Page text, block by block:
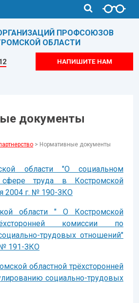
ПРОФСОЮЗОВ
ОБЛАСТИ
НАПИШИТЕ НАМ
документы
> Нормативные документы
области "О социальном
сфере труда в Костромской
2004 г. № 190-ЗКО
области " О Костромской
комиссии по
трудовых отношений"
№ 191-ЗКО
областной трёхсторонней
социально-трудовых